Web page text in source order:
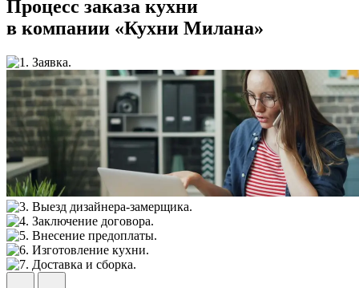
Процесс заказа кухни
в компании «Кухни Милана»